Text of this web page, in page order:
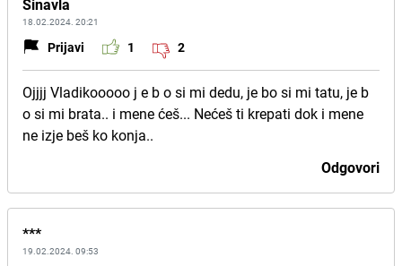
Šinavla
18.02.2024. 20:21
Prijavi 1 2
Ojjjj Vladikooooo j e b o si mi dedu, je bo si mi tatu, je b
o si mi brata.. i mene ćeš... Nećeš ti krepati dok i mene
ne izje beš ko konja..
Odgovori
***
19.02.2024. 09:53